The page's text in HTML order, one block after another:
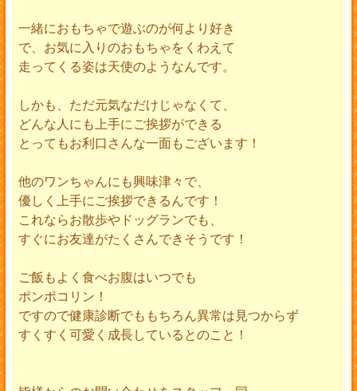
一緒におもちゃで遊ぶのが何より好き
で、お気に入りのおもちゃをくわえて
走ってくる姿は天使のようなんです。
しかも、ただ元気なだけじゃなくて、
どんな人にも上手にご挨拶ができる
とってもお利口さんな一面もございます！
他のワンちゃんにも興味津々で、
優しく上手にご挨拶できるんです！
これならお散歩やドッグランでも、
すぐにお友達がたくさんできそうです！
ご飯もよく食べお腹はいつでも
ポンポコリン！
ですので健康診断でももちろん異常は見つからず
すくすく可愛く成長しているとのこと！